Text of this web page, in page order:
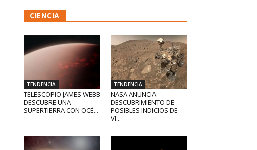
CIENCIA
TENDENCIA
TELESCOPIO JAMES WEBB
DESCUBRE UNA
SUPERTIERRA CON OCÉ...
TENDENCIA
NASA ANUNCIA
DESCUBRIMIENTO DE
POSIBLES INDICIOS DE
VI...